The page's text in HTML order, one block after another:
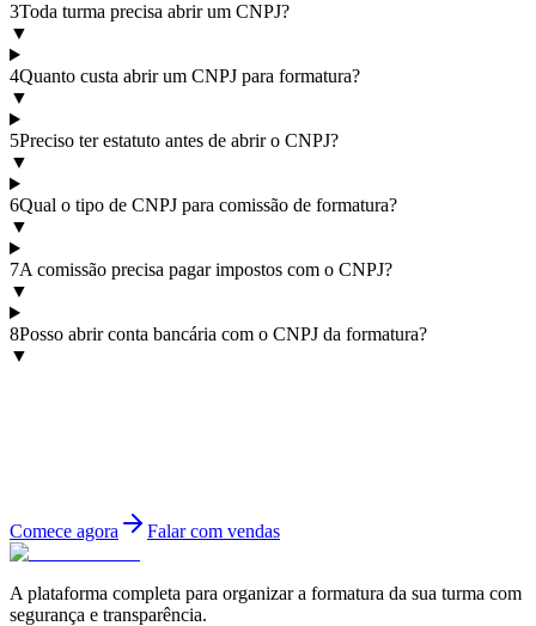
3Toda turma precisa abrir um CNPJ?
▼
4Quanto custa abrir um CNPJ para formatura?
▼
5Preciso ter estatuto antes de abrir o CNPJ?
▼
6Qual o tipo de CNPJ para comissão de formatura?
▼
7A comissão precisa pagar impostos com o CNPJ?
▼
8Posso abrir conta bancária com o CNPJ da formatura?
▼
Comece agora Falar com vendas
A plataforma completa para organizar a formatura da sua turma com
segurança e transparência.